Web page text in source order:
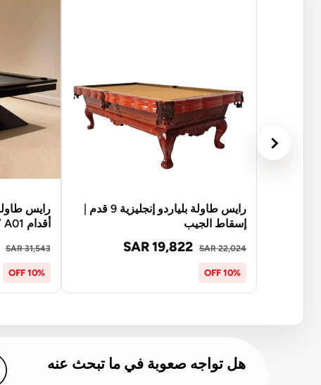
رايس طاولة بلياردو إنجليزية 9 قدم |
إسقاط الجيب
SAR 19,822 SAR 22,024
10% OFF
أقدام A01 / جيب منسدل
SAR 31,543
10% OFF
هل تواجه صعوبة في ما تبحث عنه